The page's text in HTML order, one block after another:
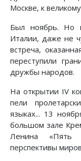
Москве, к
Был ноябрь. Но
Италии, даже не
встреча,
переступили
дружбы народов.
На открытии IV
пели
языках... 13
большом зале
Ленина «Пять
перспективы